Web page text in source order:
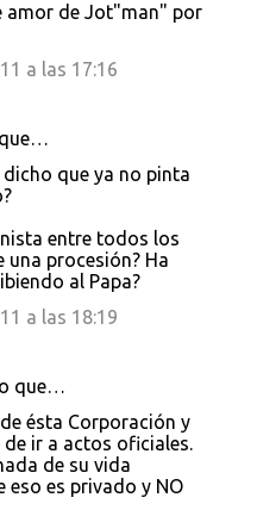
amor de Jot"man" por
a las 17:16
que ya no pinta
entre todos los
una procesión? Ha
al Papa?
a las 18:19
que…
ésta Corporación y
de ir a actos oficiales.
de su vida
eso es privado y NO